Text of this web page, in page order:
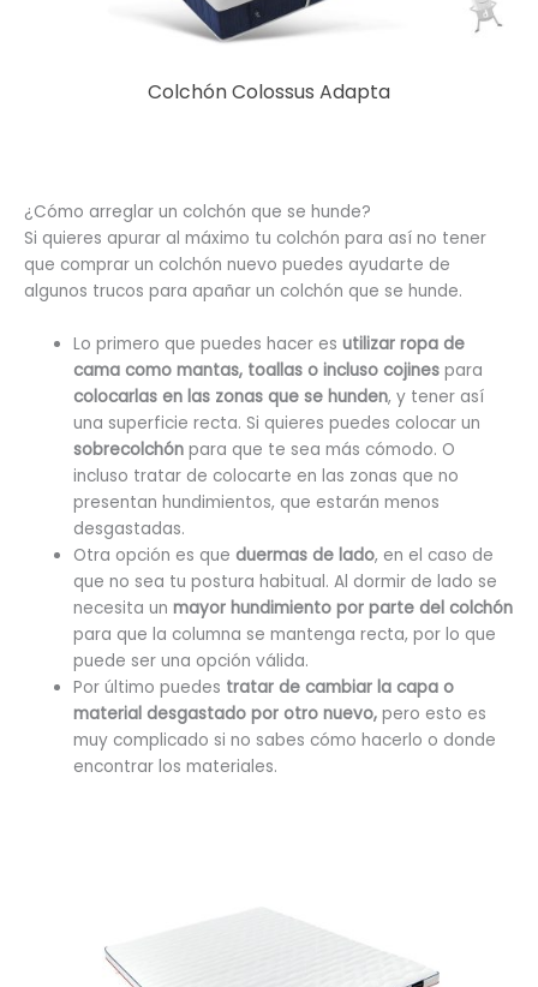
Colchón Colossus Adapta
¿Cómo arreglar un colchón que se hunde?
Si quieres apurar al máximo tu colchón para así no tener
que comprar un colchón nuevo puedes ayudarte de
algunos trucos para apañar un colchón que se hunde.
Lo primero que puedes hacer esutilizar ropa de
cama como mantas, toallas o incluso cojines para
colocarlas en las zonas que se hunden, y tener así
una superficie recta. Si quieres puedes colocar un
sobrecolchón para que te sea más cómodo. O
incluso tratar de colocarte en las zonas que no
presentan hundimientos, que estarán menos
desgastadas.
Otra opción es queduermas de lado, en el caso de
que no sea tu postura habitual. Al dormir de lado se
necesita un mayor hundimiento por parte del colchón
para que la columna se mantenga recta, por lo que
puede ser una opción válida.
Por último puedes tratar de cambiar la capa o
material desgastado por otro nuevo, pero esto es
muy complicado si no sabes cómo hacerlo o donde
encontrar los materiales.